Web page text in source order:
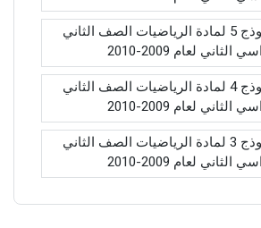
اختبار نهائي نموذج 5 لمادة الرياضيات الصف الثاني
لعام 2009-2010
اختبار نهائي نموذج 4 لمادة الرياضيات الصف الثاني
لعام 2009-2010
اختبار نهائي نموذج 3 لمادة الرياضيات الصف الثاني
لعام 2009-2010